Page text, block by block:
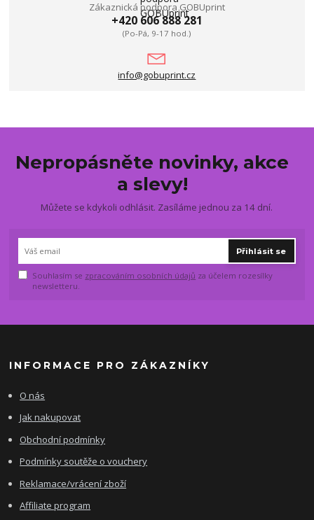
Zákaznická podpora GOBUprint
+420 606 888 281
(Po-Pá, 9-17 hod.)
info@gobuprint.cz
Nepropásněte novinky, akce
a slevy!
Můžete se kdykoli odhlásit. Zasíláme jednou za 14 dní.
Přihlásit se
Souhlasím se zpracováním osobních údajů za účelem rozesílky
newsletteru.
INFORMACE PRO ZÁKAZNÍKY
O nás
Jak nakupovat
Obchodní podmínky
Podmínky soutěže o vouchery
Reklamace/vrácení zboží
Affiliate program